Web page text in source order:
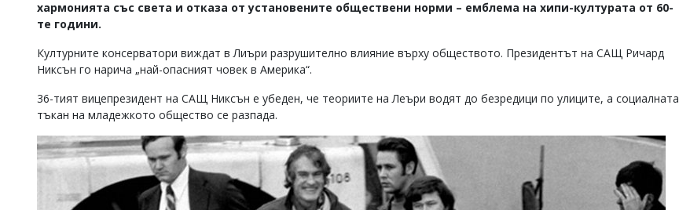
хармонията със света и отказа от установените обществени норми – емблема на хипи-културата от 60-
те години.
Културните консерватори виждат в Лиъри разрушително влияние върху обществото. Президентът на САЩ Ричард
Никсън го нарича „най-опасният човек в Америка“.
36-тият вицепрезидент на САЩ Никсън е убеден, че теориите на Леъри водят до безредици по улиците, а социалната
тъкан на младежкото общество се разпада.